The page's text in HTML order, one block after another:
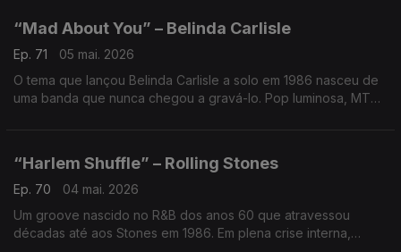
“Mad About You” – Belinda Carlisle
Ep. 71
05 mai. 2026
O tema que lançou Belinda Carlisle a solo em 1986 nasceu de
uma banda que nunca chegou a gravá-lo. Pop luminosa, MTV
“Harlem Shuffle” – Rolling Stones
Ep. 70
04 mai. 2026
Um groove nascido no R&B dos anos 60 que atravessou
décadas até aos Stones em 1986. Em plena crise interna,